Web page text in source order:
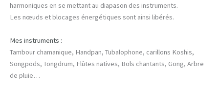
harmoniques en se mettant au diapason des instruments.
Les nœuds et blocages énergétiques sont ainsi libérés.
Mes instruments :
Tambour chamanique, Handpan, Tubalophone, carillons Koshis,
Songpods, Tongdrum, Flûtes natives, Bols chantants, Gong, Arbre
de pluie…